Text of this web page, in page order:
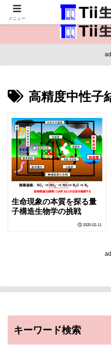
医療保健・生命・生
ad
高精度中性子
生命現象の本質を探る量
子構造生物学の挑戦
2020-02-11
ad
キーワード検索
メニュー